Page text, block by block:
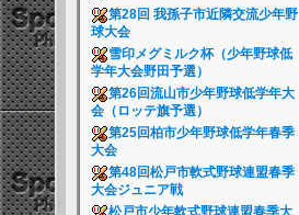
第28回 我孫子市近隣交流少年野
球大会
雪印メグミルク杯（少年野球低
学年大会野田予選）
第26回流山市少年野球低学年大
会（ロッテ旗予選）
第25回柏市少年野球低学年春季
大会
第48回松戸市軟式野球連盟春季
大会ジュニア戦
松戸市少年軟式野球連盟春季大